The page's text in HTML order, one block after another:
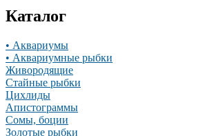
Каталог
• Аквариумы
• Аквариумные рыбки
Живородящие
Стайные рыбки
Цихлиды
Апистограммы
Сомы, боции
Золотые рыбки